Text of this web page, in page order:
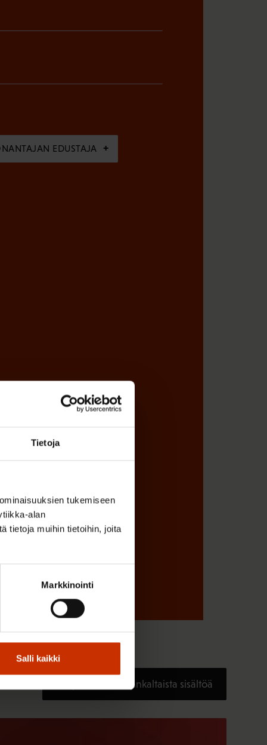
Tietoja
tukemiseen
alan
tietoja muihin tietoihin, joita
Markkinointi
Salli kaikki
EDUSTAJA
Löydä lisää tämänkaltaista sisältöä